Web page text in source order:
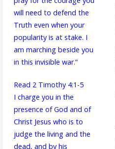
will need to defend the
Truth even when your
popularity is at stake. I
am marching beside you
in this invisible war.”
Read 2 Timothy 4:1-5
I charge you in the
presence of God and of
Christ Jesus who is to
judge the living and the
dead, and by his